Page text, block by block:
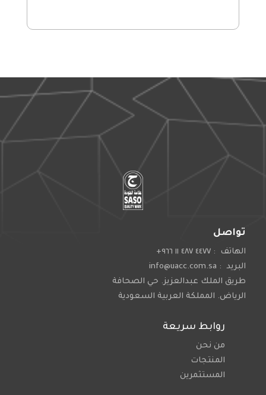
تواصل
الهاتف : ٤٤٧٧ ٤٨٧ ١١ ٩٦٦+
البريد : info@uacc.com.sa
طريق الملك عبدالعزيز. حي الصحافة
الرياض. المملكة العربية السعودية
روابط سريعة
من نحن
المنتجات
المستثمرين